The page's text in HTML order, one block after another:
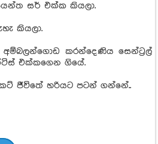
සර් එක්ක කියලා.
කියලා.
කරන්දෙණිය සෙන්ට්‍රල්
එක්කගෙන ගියේ.
ජීවිතේ හරියට පටන් ගන්නේ..